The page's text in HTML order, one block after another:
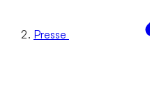
Presse